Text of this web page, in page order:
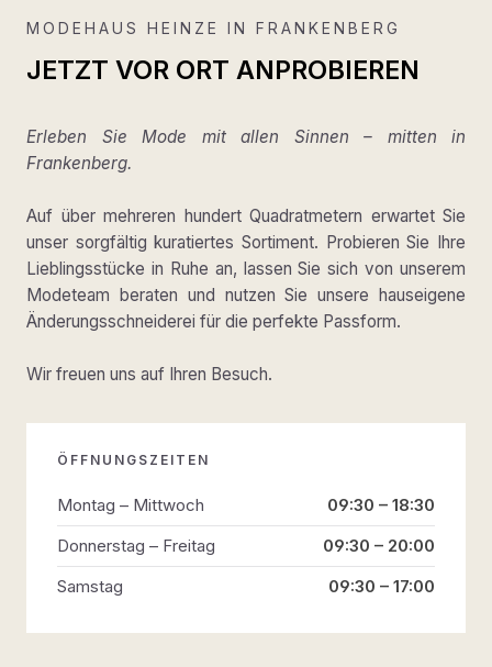
MODEHAUS HEINZE IN FRANKENBERG
JETZT VOR ORT ANPROBIEREN
Erleben Sie Mode mit allen Sinnen – mitten in
Frankenberg.
Auf über mehreren hundert Quadratmetern erwartet Sie
unser sorgfältig kuratiertes Sortiment. Probieren Sie Ihre
Lieblingsstücke in Ruhe an, lassen Sie sich von unserem
Modeteam beraten und nutzen Sie unsere hauseigene
Änderungsschneiderei für die perfekte Passform.
Wir freuen uns auf Ihren Besuch.
ÖFFNUNGSZEITEN
Montag – Mittwoch
09:30 – 18:30
Donnerstag – Freitag
09:30 – 20:00
Samstag
09:30 – 17:00